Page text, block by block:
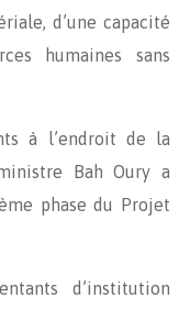
d’une capacité
humaines sans
à l’endroit de la
Bah Oury a
phase du Projet
d’institution